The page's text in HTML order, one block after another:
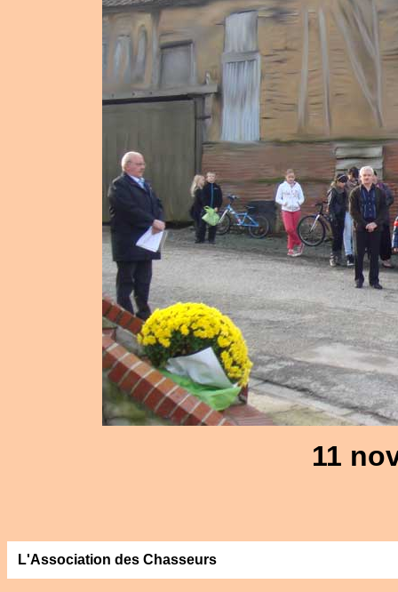
11
L'Association des Chasseurs